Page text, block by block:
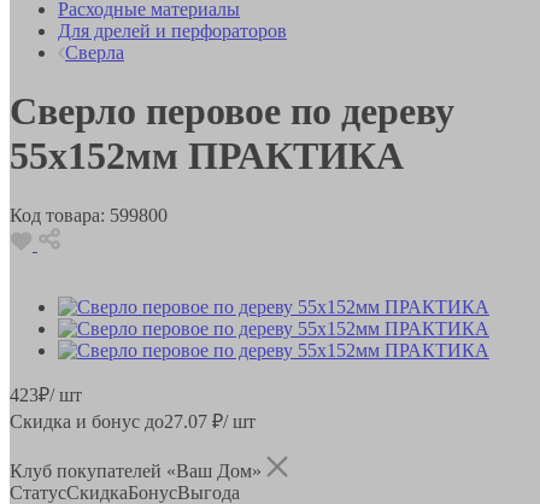
Расходные материалы
Для дрелей и перфораторов
Сверла
Сверло перовое по дереву
55х152мм ПРАКТИКА
Код товара: 599800
423₽/ шт
Скидка и бонус до27.07 ₽/ шт
Клуб покупателей «Ваш Дом»
СтатусСкидкаБонусВыгода